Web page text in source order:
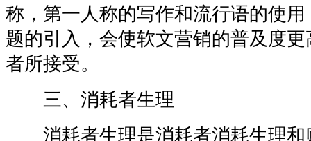
称，第一人称的写作和流行语的使
题的引入，会使软文营销的普及度
者所接受。
三、消耗者生理
消耗者生理是消耗者消耗生理和